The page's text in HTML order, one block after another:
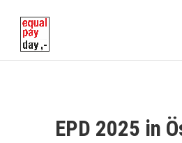
EPD 2025 in